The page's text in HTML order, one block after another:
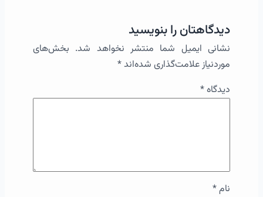
دیدگاهتان را بنویسید
نشانی ایمیل شما منتشر نخواهد شد. بخش‌های
موردنیاز علامت‌گذاری شده‌اند*
دیدگاه*
نام*